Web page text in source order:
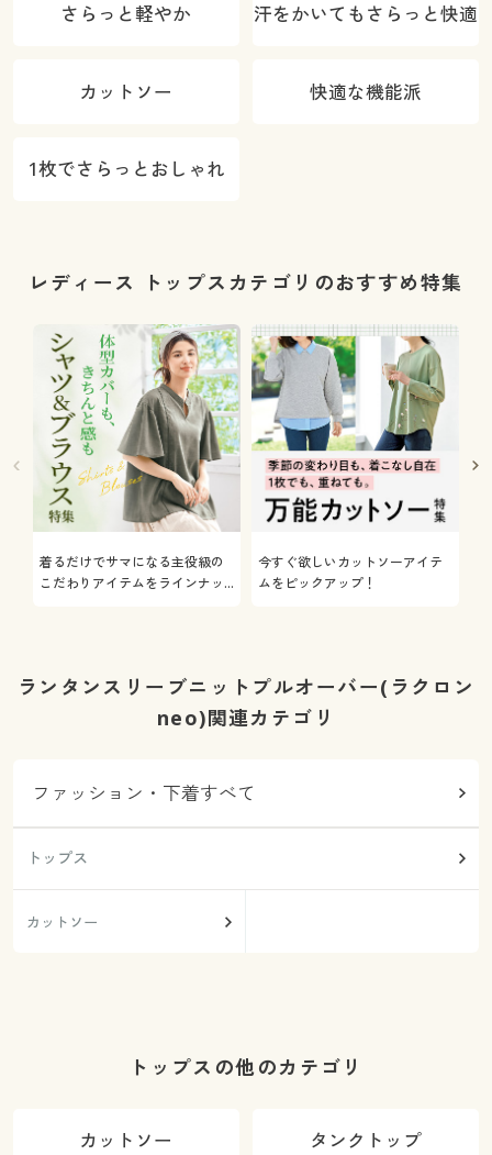
さらっと軽やか 汗をかいてもさらっと快適
カットソー 快適な機能派
1枚でさらっとおしゃれ
レディース トップスカテゴリのおすすめ特集
着るだけでサマになる主役級の
こだわりアイテムをラインナッ
今すぐ欲しいカットソーアイテ
ムをピックアップ！
ランタンスリーブニットプルオーバー(ラクロン
neo)関連カテゴリ
ファッション・下着すべて
トップス
カットソー
トップスの他のカテゴリ
カットソー タンクトップ